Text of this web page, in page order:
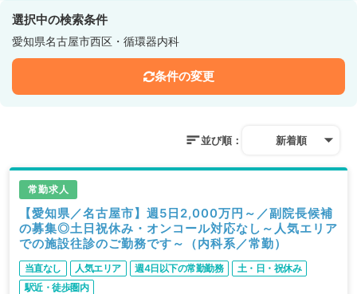
選択中の検索条件
愛知県名古屋市西区・循環器内科
条件の変更
並び順： 新着順
常勤求人
【愛知県／名古屋市】週5日2,000万円～／副院長候補
の募集◎土日祝休み・オンコール対応なし～人気エリア
での施設往診のご勤務です～（内科系／常勤）
当直なし 人気エリア 週4日以下の常勤勤務
土・日・祝休み
駅近・徒歩圏内